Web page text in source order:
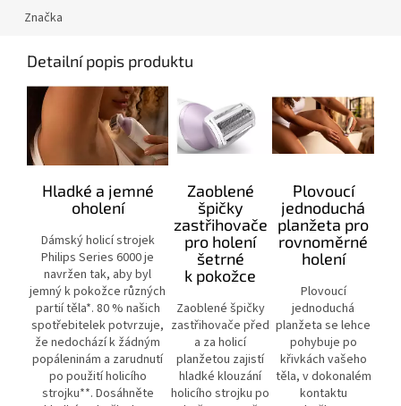
Značka
Detailní popis produktu
Hladké a jemné
oholení
Dámský holicí strojek
Philips Series 6000 je
navržen tak, aby byl
jemný k pokožce různých
partií těla*. 80 % našich
spotřebitelek potvrzuje,
že nedochází k žádným
popáleninám a zarudnutí
po použití holicího
strojku**. Dosáhněte
Zaoblené
špičky
zastřihovače
pro holení
šetrné
k pokožce
Zaoblené špičky
zastřihovače před
a za holicí
planžetou zajistí
hladké klouzání
holicího strojku po
Plovoucí
jednoduchá
planžeta pro
rovnoměrné
holení
Plovoucí
jednoduchá
planžeta se lehce
pohybuje po
křivkách vašeho
těla, v dokonalém
kontaktu